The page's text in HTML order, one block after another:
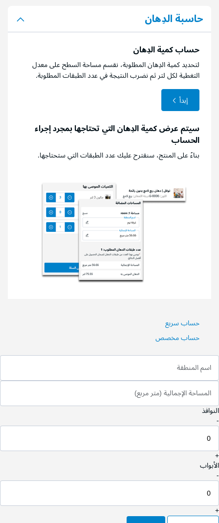
حاسبة الدِهان
حساب كمية الدِهان
لتحديد كمية الدِهان المطلوبة، نقسم مساحة السطح على معدل
التغطية لكل لتر ثم نضرب النتيجة في عدد الطبقات المطلوبة.
إبدأ
سيتم عرض كمية الدِهان التي تحتاجها بمجرد إجراء
الحساب
بناءً على المنتج، سنقترح عليك عدد الطبقات التي ستحتاجها.
حساب سريع
حساب مخصص
اسم المنطقة
المساحة الإجمالية (متر مربع)
النوافذ
-
+
الأبواب
-
+